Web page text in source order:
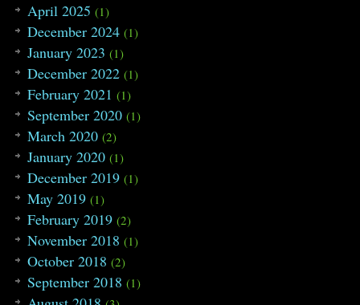
April 2025 (1)
December 2024 (1)
January 2023 (1)
December 2022 (1)
February 2021 (1)
September 2020 (1)
March 2020 (2)
January 2020 (1)
December 2019 (1)
May 2019 (1)
February 2019 (2)
November 2018 (1)
October 2018 (2)
September 2018 (1)